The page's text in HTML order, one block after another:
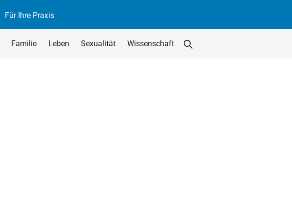
Für Ihre Praxis
Familie Leben Sexualität Wissenschaft